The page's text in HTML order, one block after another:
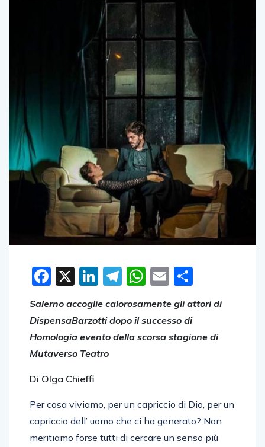
Facebook
X LinkedIn
Telegram
WhatsApp
Email
Salerno accoglie calorosamente gli attori di
DispensaBarzotti dopo il successo di
Homologia evento della scorsa stagione di
Mutaverso Teatro
Di Olga Chieffi
Per cosa viviamo, per un capriccio di Dio, per un
capriccio dell’ uomo che ci ha generato? Non
meritiamo forse tutti di cercare un senso più